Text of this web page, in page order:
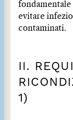
evitare
contaminati.
II.
1)